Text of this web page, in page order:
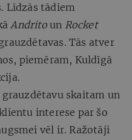
Līdzās tādiem
Andritoun Rocket
Tās atver
piemēram, Kuldīgā
skaitam un
interese par šo
vēl ir. Ražotāji